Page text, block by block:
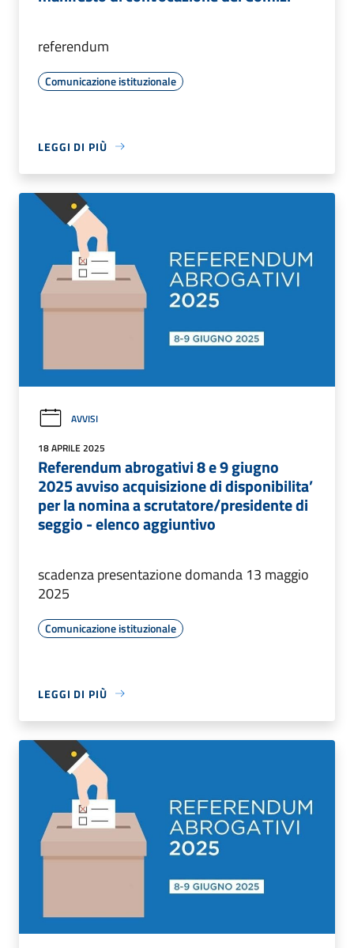
referendum
Comunicazione istituzionale
LEGGI DI PIÙ
AVVISI
18 APRILE 2025
Referendum abrogativi 8 e 9 giugno
2025 avviso acquisizione di disponibilita’
per la nomina a scrutatore/presidente di
seggio - elenco aggiuntivo
scadenza presentazione domanda 13 maggio
2025
Comunicazione istituzionale
LEGGI DI PIÙ